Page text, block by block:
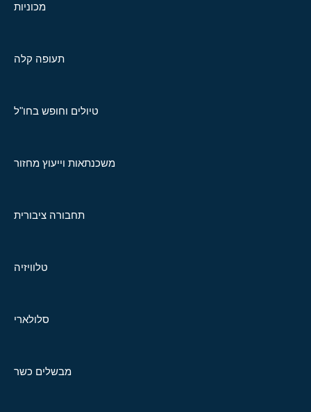
מכוניות
תעופה קלה
טיולים וחופש בחו"ל
משכנתאות וייעוץ מחזור
תחבורה ציבורית
טלוויזיה
סלולארי
מבשלים כשר